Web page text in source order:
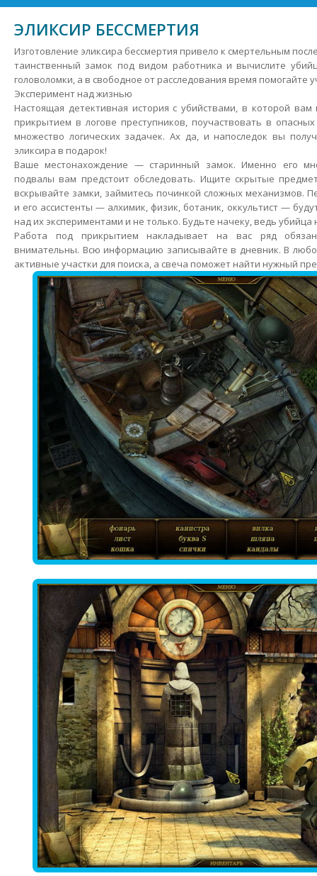
ЭЛИКСИР БЕССМЕРТИЯ
Изготовление эликсира бессмертия привело к смертельным
таинственный замок под видом работника и вычислите
головоломки, а в свободное от расследования время помогайте
Эксперимент над жизнью
Настоящая детективная история с убийствами, в которой
прикрытием в логове преступников, поучаствовать в
множество логических задачек. Ах да, и напоследок вы
эликсира в подарок!
Ваше местонахождение — старинный замок. Именно его
подвалы вам предстоит обследовать. Ищите скрытые
вскрывайте замки, займитесь починкой сложных механизмов.
и его ассистенты — алхимик, физик, ботаник, оккультист —
над их экспериментами и не только. Будьте начеку, ведь убийца
Работа под прикрытием накладывает на вас ряд
внимательны. Всю информацию записывайте в дневник. В
активные участки для поиска, а свеча поможет найти нужный